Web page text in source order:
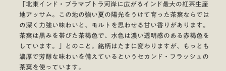
「北東インド・ブラマプトラ河岸に広がるインド最大の紅茶生産
地アッサム。この地の強い夏の陽光をうけて育った茶葉ならでは
の深く力強い味わいと、モルトを思わせる甘い香りがあります。
茶葉は黒みを帯びた茶褐色で、水色は濃い透明感のある赤褐色を
しています。」とのこと。銘柄はたまに変わりますが、もっとも
濃厚で芳醇な味わいを備えているというセカンド・フラッシュの
茶葉を使っています。